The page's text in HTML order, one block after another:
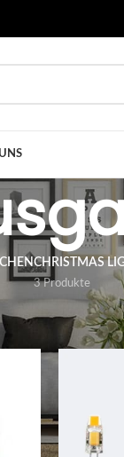
CHRISTMAS
3 Produkte